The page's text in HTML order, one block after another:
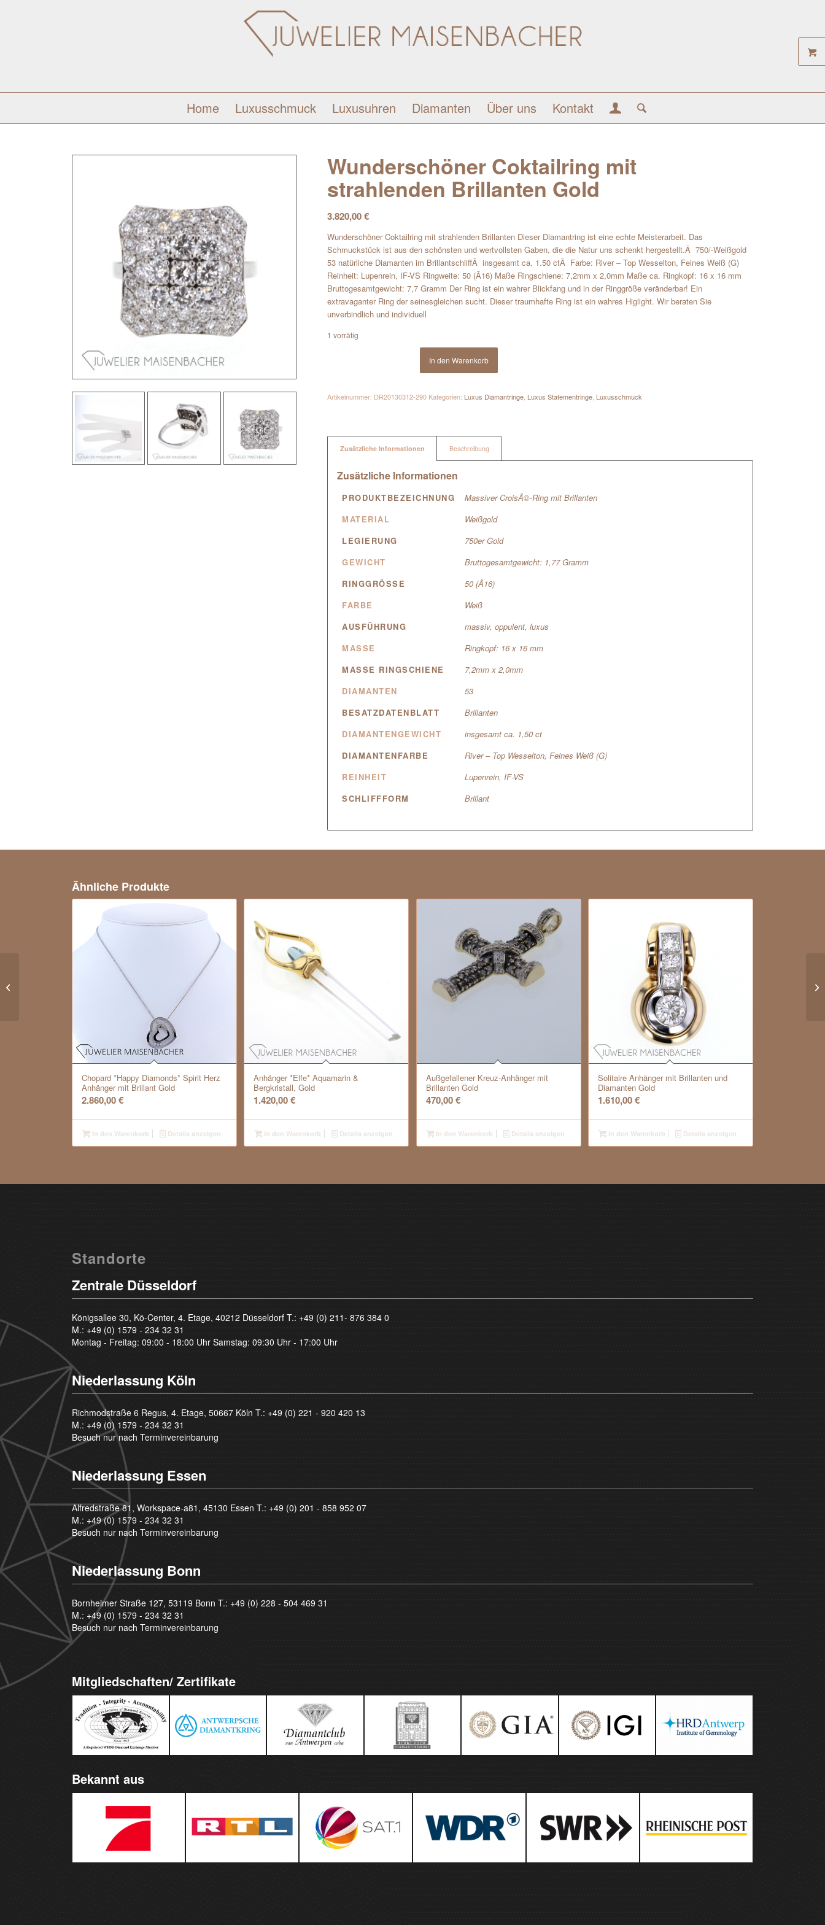
Home Luxusschmuck Luxusuhren Diamanten Über uns Kontakt
Wunderschöner Coktailring mit
strahlenden Brillanten Gold
3.820,00€
Wunderschöner Coktailring mit strahlenden Brillanten Dieser Diamantring ist eine echte Meisterarbeit. Das
Schmuckstück ist aus den schönsten und wertvollsten Gaben, die die Natur uns schenkt hergestellt.Â 750/-Weißgold
53 natürliche Diamanten im BrillantschliffÂ insgesamt ca. 1.50 ctÂ Farbe: River – Top Wesselton, Feines Weiß (G)
Reinheit: Lupenrein, IF-VS Ringweite: 50 (Ã16) Maße Ringschiene: 7,2mm x 2,0mm Maße ca. Ringkopf: 16 x 16 mm
Bruttogesamtgewicht: 7,7 Gramm Der Ring ist ein wahrer Blickfang und in der Ringgröße veränderbar! Ein
extravaganter Ring der seinesgleichen sucht. Dieser traumhafte Ring ist ein wahres Higlight. Wir beraten Sie
unverbindlich und individuell
1 vorrätig
In den Warenkorb
Artikelnummer: DR20130312-290 Kategorien: Luxus Diamantringe, Luxus Statementringe, Luxusschmuck
Zusätzliche Informationen Beschreibung
Zusätzliche Informationen
PRODUKTBEZEICHNUNG
Massiver CroisÃ©-Ring mit Brillanten
MATERIAL
Weißgold
LEGIERUNG
750er Gold
GEWICHT
Bruttogesamtgewicht: 1,77 Gramm
RINGGRÖSSE
50 (Ã16)
FARBE
Weiß
AUSFÜHRUNG
massiv, oppulent, luxus
MASSE
Ringkopf: 16 x 16 mm
MASSE RINGSCHIENE
7,2mm x 2,0mm
DIAMANTEN
53
BESATZDATENBLATT
Brillanten
DIAMANTENGEWICHT
insgesamt ca. 1,50 ct
DIAMANTENFARBE
River – Top Wesselton, Feines Weiß (G)
REINHEIT
Lupenrein, IF-VS
SCHLIFFFORM
Brillant
Ähnliche Produkte
Chopard *Happy Diamonds* Spirit Herz
Anhänger mit Brillant Gold
2.860,00€
In den Warenkorb Details anzeigen
Anhänger *Elfe* Aquamarin &
Bergkristall, Gold
1.420,00€
In den Warenkorb Details anzeigen
Außgefallener Kreuz-Anhänger mit
Brillanten Gold
470,00€
In den Warenkorb Details anzeigen
Solitaire Anhänger mit Brillanten und
Diamanten Gold
1.610,00€
In den Warenkorb Details anzeigen
Standorte
Zentrale Düsseldorf
Königsallee 30, Kö-Center, 4. Etage, 40212 Düsseldorf T.: +49 (0) 211- 876 384 0
M.: +49 (0) 1579 - 234 32 31
Montag - Freitag: 09:00 - 18:00 Uhr Samstag: 09:30 Uhr - 17:00 Uhr
Niederlassung Köln
Richmodstraße 6 Regus, 4. Etage, 50667 Köln T.: +49 (0) 221 - 920 420 13
M.: +49 (0) 1579 - 234 32 31
Besuch nur nach Terminvereinbarung
Niederlassung Essen
Alfredstraße 81, Workspace-a81, 45130 Essen T.: +49 (0) 201 - 858 952 07
M.: +49 (0) 1579 - 234 32 31
Besuch nur nach Terminvereinbarung
Niederlassung Bonn
Bornheimer Straße 127, 53119 Bonn T.: +49 (0) 228 - 504 469 31
M.: +49 (0) 1579 - 234 32 31
Besuch nur nach Terminvereinbarung
Mitgliedschaften/ Zertifikate
Bekannt aus
Cocktailring mit weißem Opal und